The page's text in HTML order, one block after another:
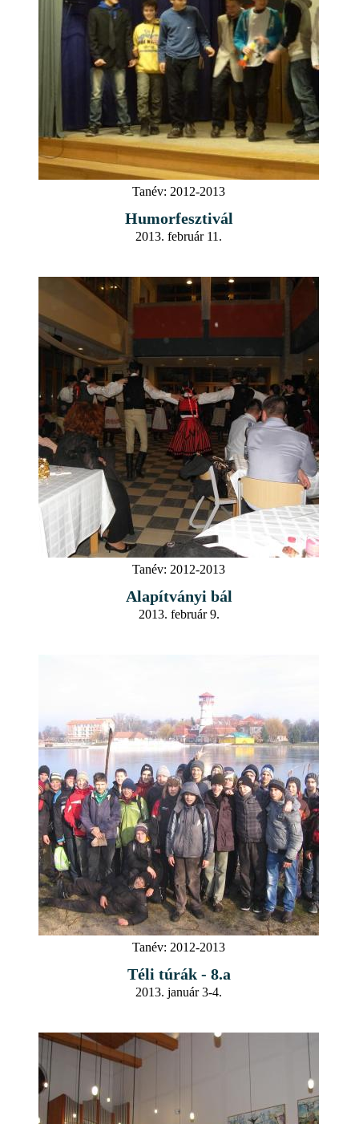
Tanév: 2012-2013
Humorfesztivál
2013. február 11.
Tanév: 2012-2013
Alapítványi bál
2013. február 9.
Tanév: 2012-2013
Téli túrák - 8.a
2013. január 3-4.